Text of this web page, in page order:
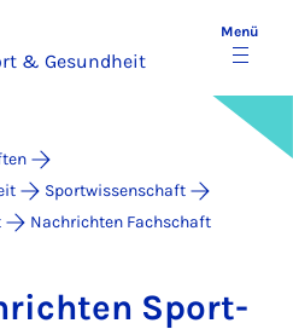
& Gesundheit
Menü
Sportwissenschaft
Nachrichten Fachschaft
Sport­